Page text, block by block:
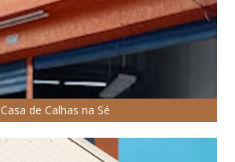
Casa de Calhas na Sé